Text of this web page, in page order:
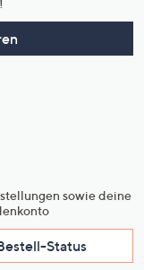
sowie deine
Status